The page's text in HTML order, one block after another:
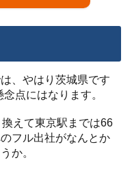
、やはり茨城県です
点にはなります。
えて東京駅までは66
フル出社がなんとか
か。